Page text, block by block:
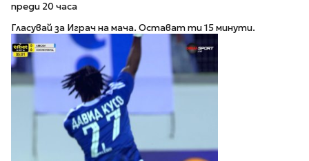
преди 20 часа
Гласувай за Играч на мача. Остават ти 15 минути.